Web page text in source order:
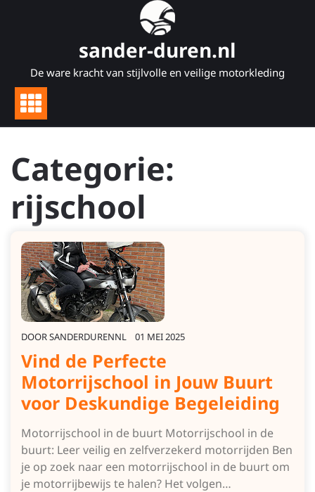
sander-duren.nl
De ware kracht van stijlvolle en veilige motorkleding
Categorie:
rijschool
DOORSANDERDURENNL 01 MEI 2025
Vind de Perfecte
Motorrijschool in Jouw Buurt
voor Deskundige Begeleiding
Motorrijschool in de buurt Motorrijschool in de
buurt: Leer veilig en zelfverzekerd motorrijden Ben
je op zoek naar een motorrijschool in de buurt om
je motorrijbewijs te halen? Het volgen…